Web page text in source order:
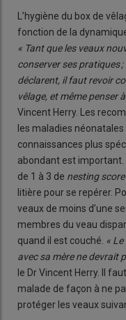
L’hygiène du box de
fonction de la
« Tant que les veaux
conserver ses pratiques
déclarent, il faut revoir
vêlage, et même penser
Vincent Herry. Les
les maladies
connaissances plus
abondant est
de 1 à 3 de nesting score
litière pour se repérer.
veaux de moins d’une
membres du veau
quand il est couché. «
avec sa mère ne devrait
le Dr Vincent Herry. Il
malade de façon à ne
protéger les veaux